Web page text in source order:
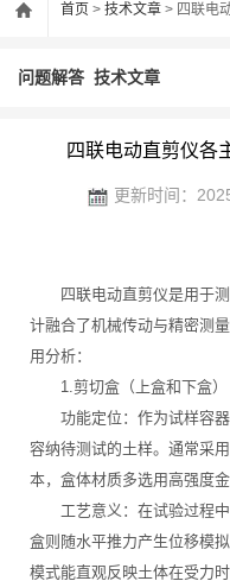
首页 > 技术文章 > 四联电
问题解答 技术文章
四联电动直剪仪各
更新时间：
四联电动直剪仪是用于测
计融合了机械传动与精密测
用分析：
1.剪切盒（上盒和下盒）
功能定位：作为试样容器
容纳待测试的土样。通常采
本，盒体材质多选用高强度
工艺意义：在试验过程中
盒则随水平推力产生位移模
模式能直观反映土体在受力